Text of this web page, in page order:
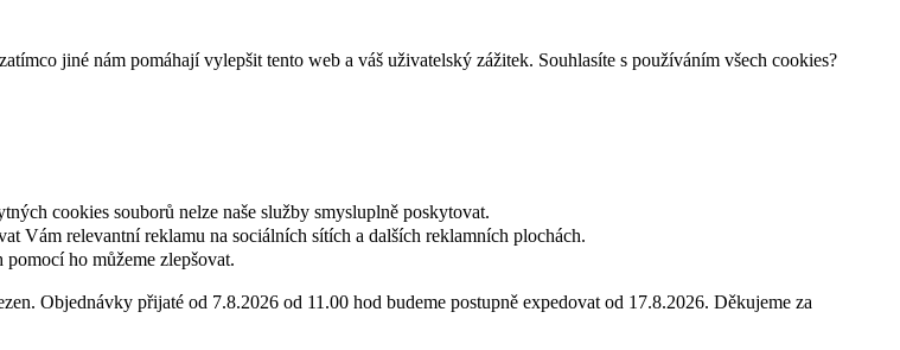
jiné nám pomáhají vylepšit tento web a váš uživatelský zážitek. Souhlasíte s používáním všech cookies?
cookies souborů nelze naše služby smysluplně poskytovat.
Vám relevantní reklamu na sociálních sítích a dalších reklamních plochách.
ho můžeme zlepšovat.
Objednávky přijaté od 7.8.2026 od 11.00 hod budeme postupně expedovat od 17.8.2026. Děkujeme za